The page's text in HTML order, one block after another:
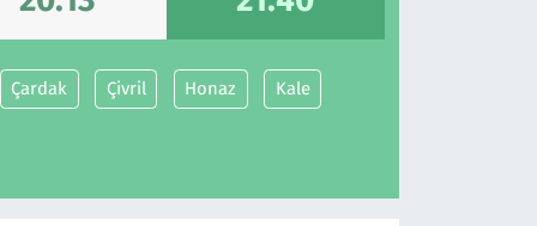
Çardak Çivril Honaz Kale